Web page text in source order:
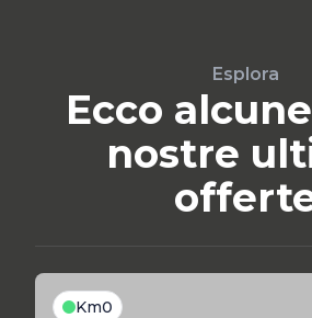
Esplora
Ecco
nostre
Km0